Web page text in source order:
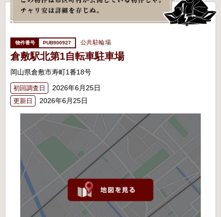
PUB900927 公共駐輪場
倉敷駅北第1自転車駐車場
岡山県倉敷市寿町1番18号
初回調査日 2026年6月25日
更新日 2026年6月25日